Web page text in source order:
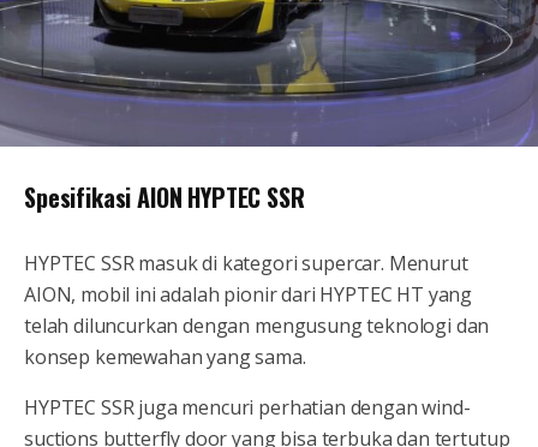
Spesifikasi AION HYPTEC SSR
HYPTEC SSR masuk di kategori supercar. Menurut
AION, mobil ini adalah pionir dari HYPTEC HT yang
telah diluncurkan dengan mengusung teknologi dan
konsep kemewahan yang sama.
HYPTEC SSR juga mencuri perhatian dengan wind-
suctions butterfly door yang bisa terbuka dan tertutup